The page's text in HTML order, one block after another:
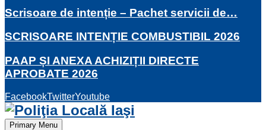
Scrisoare de intenție – Pachet servicii de…
SCRISOARE INTENȚIE COMBUSTIBIL 2026
PAAP ȘI ANEXA ACHIZIȚII DIRECTE
APROBATE 2026
FacebookTwitterYoutube
Primary Menu